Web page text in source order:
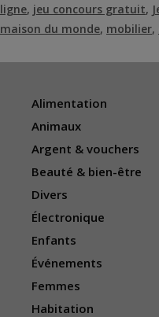
ligne, jeu concours gratuit,
maison du monde, mobilier,
Alimentation
Animaux
Argent & vouchers
Beauté & bien-être
Divers
Électronique
Enfants
Événements
Femmes
Habitation